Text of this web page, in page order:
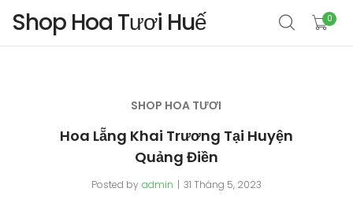
Shop Hoa Tươi Huế 0
SHOP HOA TƯƠI
Hoa Lẵng Khai Trương Tại Huyện
Quảng Điền
Posted by admin 31 Tháng 5, 2023